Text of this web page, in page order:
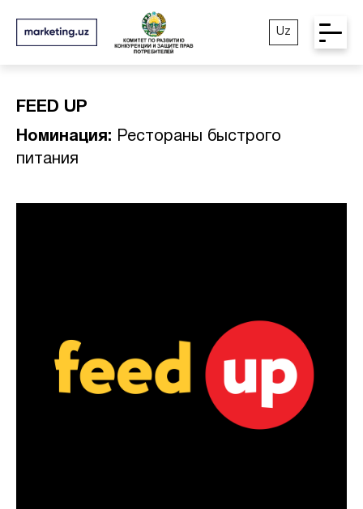
Uz
FEED UP
Номинация: Рестораны быстрого
питания